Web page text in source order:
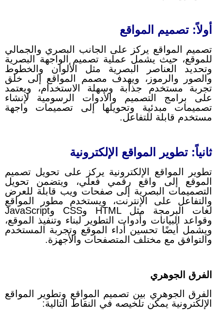
أولاً: تصميم المواقع
تصميم المواقع يركز على الجانب البصري والجمالي
للموقع، حيث يشمل عملية تصميم الواجهة البصرية
وتحديد العناصر البصرية مثل الألوان والخطوط
والصور والرموز، ويهدف مصمم المواقع إلى خلق
تجربة مستخدم جذابة وسهلة الاستخدام، ويعتمد
على برامج التصميم والأدوات الرسومية لإنشاء
تصميمات مبدئية وتحويلها إلى تصميمات واجهة
مستخدم قابلة للتفاعل.
ثانياً: تطوير المواقع الإلكترونية
تطوير المواقع الإلكترونية يركز على تحويل تصميم
الموقع إلى واقع رقمي فعلي، ويتضمن تحويل
التصميمات البصرية إلى صفحات ويب قابلة للعرض
والتفاعل على الإنترنت، ويستخدم مطور المواقع
لغات البرمجة مثل HTML وCSS وJavaScript
وقواعد البيانات وأدوات التطوير لبناء وتنفيذ الموقع،
ويشمل أيضًا تحسين أداء الموقع وتجربة المستخدم
والتوافق مع مختلف المتصفحات والأجهزة.
الفرق الجوهري
الفرق الجوهري بين تصميم المواقع وتطوير المواقع
الإلكترونية يمكن تلخيصه في النقاط التالية: